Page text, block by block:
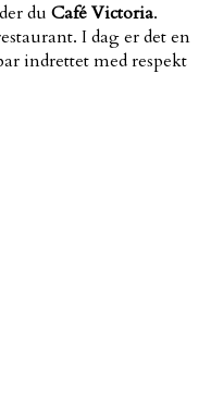
du Café Victoria.
I dag er det en
indrettet med respekt